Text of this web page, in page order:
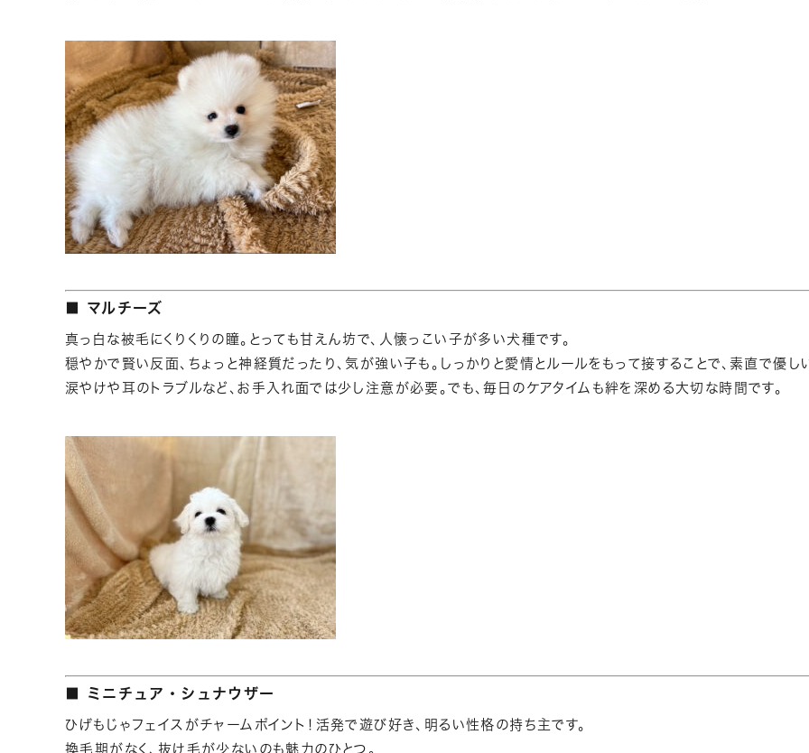
■ マルチーズ
真っ白な被毛にくりくりの瞳。とっても甘えん坊で、人懐っこい子が多い犬種です。
穏やかで賢い反面、ちょっと神経質だったり、気が強い子も。しっかりと愛情とルールをもって接することで、素直で優し
涙やけや耳のトラブルなど、お手入れ面では少し注意が必要。でも、毎日のケアタイムも絆を深める大切な時間です。
■ ミニチュア・シュナウザー
ひげもじゃフェイスがチャームポイント！活発で遊び好き、明るい性格の持ち主です。
換毛期がなく、抜け毛が少ないのも魅力のひとつ。